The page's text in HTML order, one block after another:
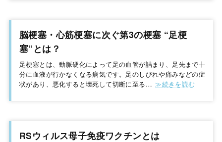
脳梗塞・心筋梗塞に次ぐ第3の梗塞 “足梗
塞”とは？
足梗塞とは、動脈硬化によって足の血管が詰まり、足先まで十
分に血液が行かなくなる病気です。足のしびれや痛みなどの症
状があり、悪化すると壊死して切断に至る…
RSウィルス母子免疫ワクチンとは